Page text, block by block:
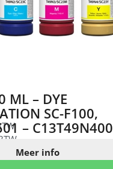
ML – DYE
SC-F100,
– C13T49N400
Meer info